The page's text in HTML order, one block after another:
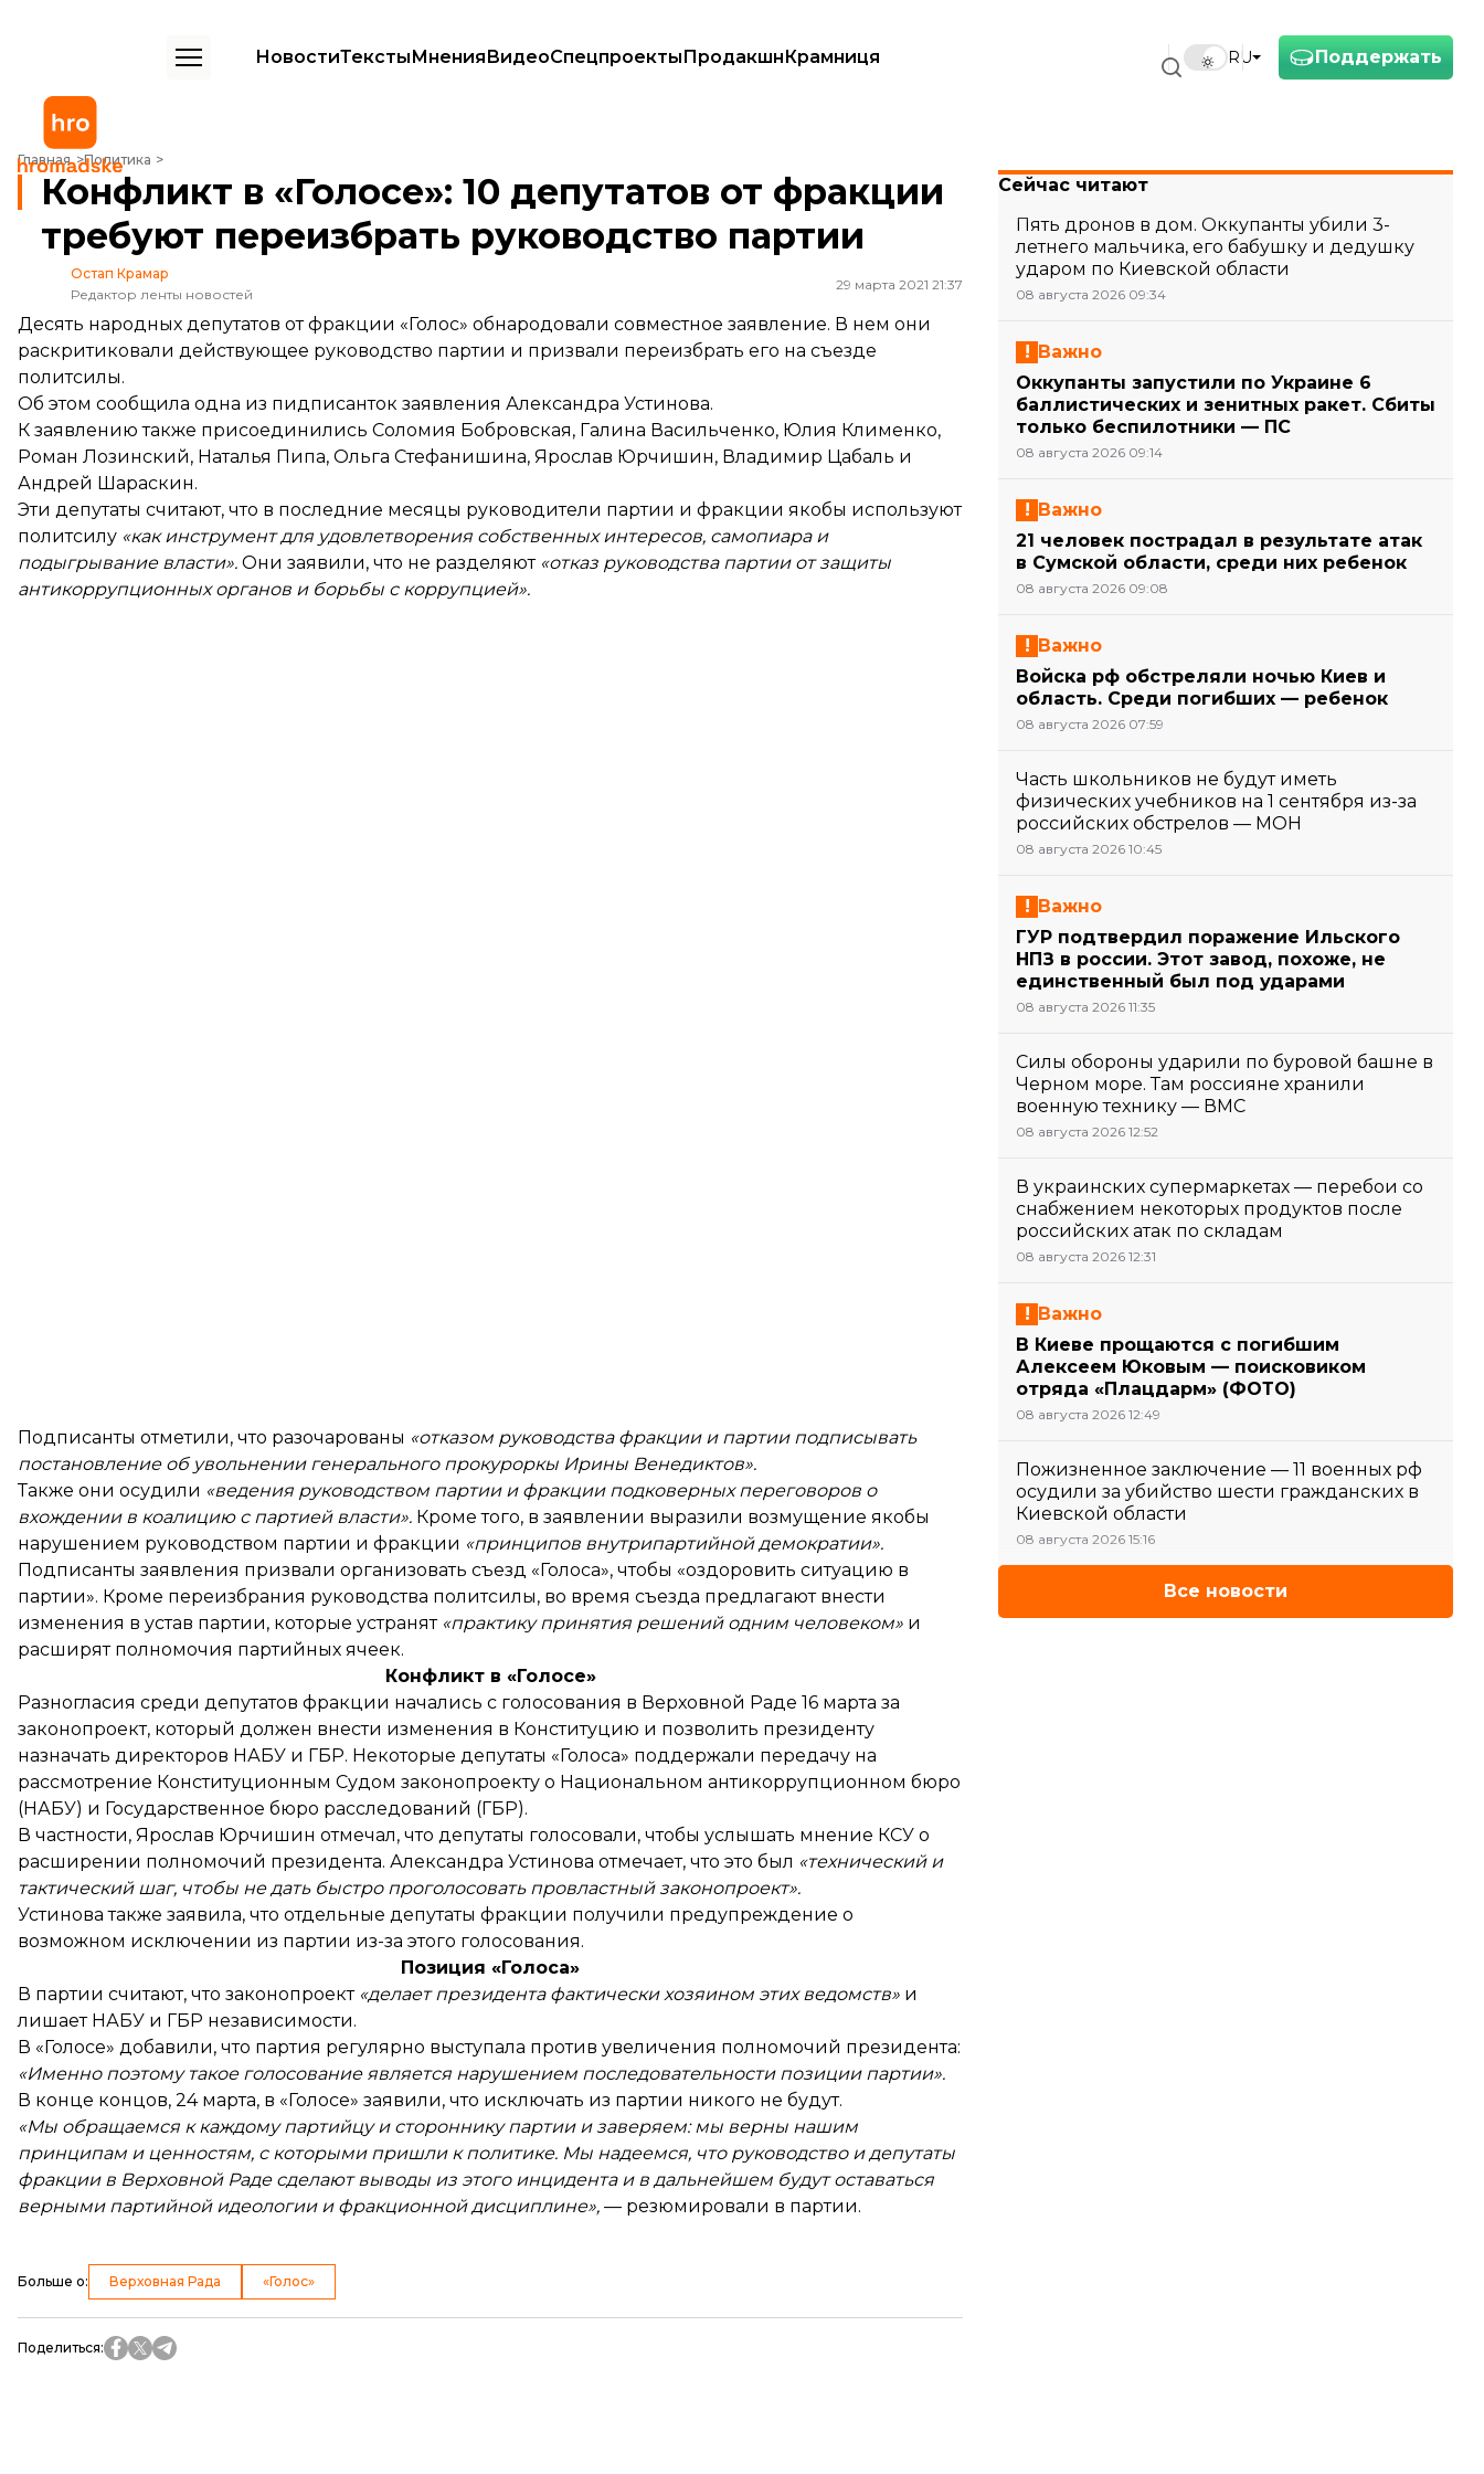
Поддержать
RU
НовостиТекстыМненияВидеоСпецпроектыПродакшнКрамниця
Главная Политика
Конфликт в «Голосе»: 10 депутатов от фракции требуют переизбрать руководство партии
Конфликт в «Голосе»: 10 депутатов от фракции
требуют переизбрать руководство партии
Остап Крамар
Редактор ленты новостей
29 марта 2021 21:37
Десять народных депутатов от фракции «Голос» обнародовали совместное заявление. В нем они
раскритиковали действующее руководство партии и призвали переизбрать его на съезде
политсилы.
Об этом сообщила одна из пидписанток заявления Александра Устинова.
К заявлению также присоединились Соломия Бобровская, Галина Васильченко, Юлия Клименко,
Роман Лозинский, Наталья Пипа, Ольга Стефанишина, Ярослав Юрчишин, Владимир Цабаль и
Андрей Шараскин.
Эти депутаты считают, что в последние месяцы руководители партии и фракции якобы используют
политсилу «как инструмент для удовлетворения собственных интересов, самопиара и
подыгрывание власти». Они заявили, что не разделяют «отказ руководства партии от защиты
антикоррупционных органов и борьбы с коррупцией».
Подписанты отметили, что разочарованы «отказом руководства фракции и партии подписывать
постановление об увольнении генерального прокуроркы Ирины Венедиктов».
Также они осудили «ведения руководством партии и фракции подковерных переговоров о
вхождении в коалицию с партией власти». Кроме того, в заявлении выразили возмущение якобы
нарушением руководством партии и фракции «принципов внутрипартийной демократии».
Подписанты заявления призвали организовать съезд «Голоса», чтобы «оздоровить ситуацию в
партии». Кроме переизбрания руководства политсилы, во время съезда предлагают внести
изменения в устав партии, которые устранят «практику принятия решений одним человеком» и
расширят полномочия партийных ячеек.
Конфликт в «Голосе»
Разногласия среди депутатов фракции начались с голосования в Верховной Раде 16 марта за
законопроект, который должен внести изменения в Конституцию и позволить президенту
назначать директоров НАБУ и ГБР. Некоторые депутаты «Голоса» поддержали передачу на
рассмотрение Конституционным Судом законопроекту о Национальном антикоррупционном бюро
(НАБУ) и Государственное бюро расследований (ГБР).
В частности, Ярослав Юрчишин отмечал, что депутаты голосовали, чтобы услышать мнение КСУ о
расширении полномочий президента. Александра Устинова отмечает, что это был «технический и
тактический шаг, чтобы не дать быстро проголосовать провластный законопроект».
Устинова также заявила, что отдельные депутаты фракции получили предупреждение о
возможном исключении из партии из-за этого голосования.
Позиция «Голоса»
В партии считают, что законопроект «делает президента фактически хозяином этих ведомств» и
лишает НАБУ и ГБР независимости.
В «Голосе» добавили, что партия регулярно выступала против увеличения полномочий президента:
«Именно поэтому такое голосование является нарушением последовательности позиции партии».
В конце концов, 24 марта, в «Голосе» заявили, что исключать из партии никого не будут.
«Мы обращаемся к каждому партийцу и стороннику партии и заверяем: мы верны нашим
принципам и ценностям, с которыми пришли к политике. Мы надеемся, что руководство и депутаты
фракции в Верховной Раде сделают выводы из этого инцидента и в дальнейшем будут оставаться
верными партийной идеологии и фракционной дисциплине», — резюмировали в партии.
Больше о: Верховная Рада «Голос»
Поделиться:
Сейчас читают
Пять дронов в дом. Оккупанты убили 3-
летнего мальчика, его бабушку и дедушку
ударом по Киевской области
08 августа 2026 09:34
Важно
Оккупанты запустили по Украине 6
баллистических и зенитных ракет. Сбиты
только беспилотники — ПС
08 августа 2026 09:14
Важно
21 человек пострадал в результате атак
в Сумской области, среди них ребенок
08 августа 2026 09:08
Важно
Войска рф обстреляли ночью Киев и
область. Среди погибших — ребенок
08 августа 2026 07:59
Часть школьников не будут иметь
физических учебников на 1 сентября из-за
российских обстрелов — МОН
08 августа 2026 10:45
Важно
ГУР подтвердил поражение Ильского
НПЗ в россии. Этот завод, похоже, не
единственный был под ударами
08 августа 2026 11:35
Силы обороны ударили по буровой башне в
Черном море. Там россияне хранили
военную технику — ВМС
08 августа 2026 12:52
В украинских супермаркетах — перебои со
снабжением некоторых продуктов после
российских атак по складам
08 августа 2026 12:31
Важно
В Киеве прощаются с погибшим
Алексеем Юковым — поисковиком
отряда «Плацдарм» (ФОТО)
08 августа 2026 12:49
Пожизненное заключение — 11 военных рф
осудили за убийство шести гражданских в
Киевской области
08 августа 2026 15:16
Все новости